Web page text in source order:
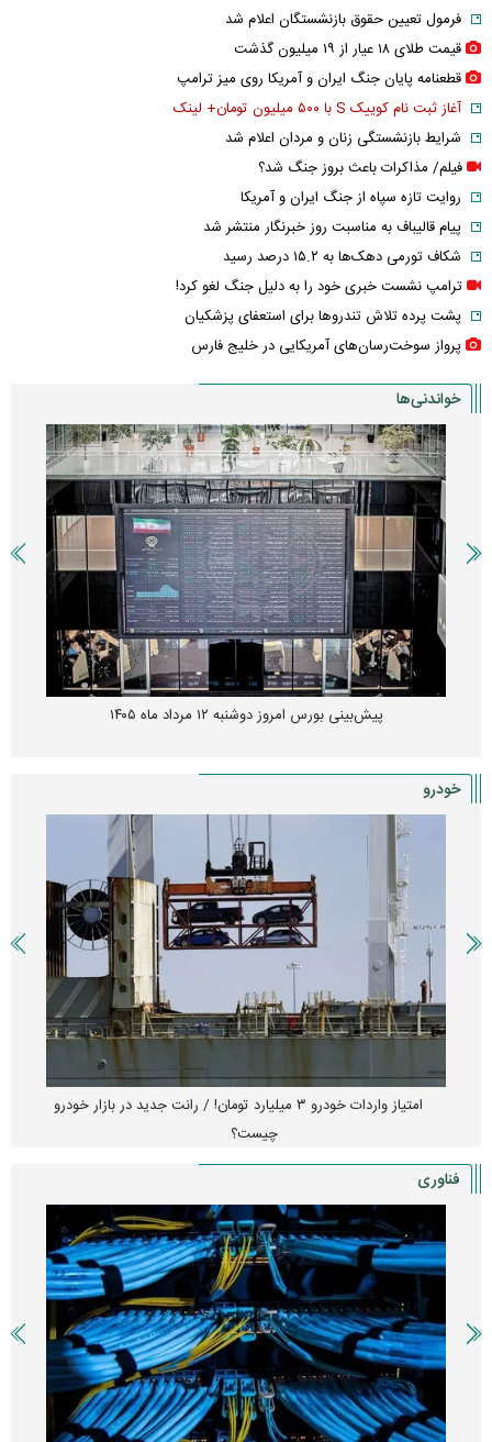
فرمول تعیین حقوق بازنشستگان اعلام شد
قیمت طلای ۱۸ عیار از ۱۹ میلیون گذشت
قطعنامه پایان جنگ ایران و آمریکا روی میز ترامپ
آغاز ثبت نام کوییک S با ۵۰۰ میلیون تومان+ لینک
شرایط بازنشستگی زنان و مردان اعلام شد
فیلم/ مذاکرات باعث بروز جنگ شد؟
روایت تازه سپاه از جنگ ایران و آمریکا
پیام قالیباف به مناسبت روز خبرنگار منتشر شد
شکاف تورمی دهک‌ها به ۱۵.۲ درصد رسید
ترامپ نشست خبری خود را به دلیل جنگ لغو کرد!
پشت پرده تلاش تندروها برای استعفای پزشکیان
پرواز سوخت‌رسان‌های آمریکایی در خلیج فارس
خواندنی‌ها
پیش‌بینی بورس امروز دوشنبه ۱۲ مرداد ماه ۱۴۰۵
خودرو
امتیاز واردات خودرو ۳ میلیارد تومان! / رانت جدید در بازار خودرو
چیست؟
فناوری